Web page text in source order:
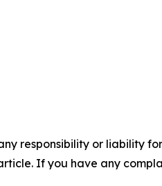
responsibility or liability
If you have any